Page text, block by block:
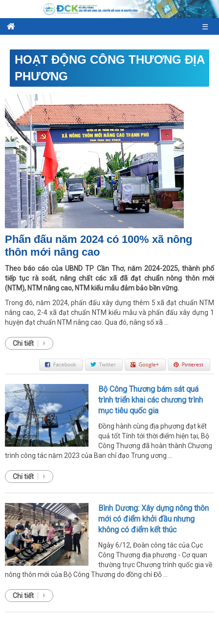
☰
HOẠT ĐỘNG CÔNG THƯƠNG ĐỊA
PHƯƠNG
Phấn đấu năm 2024 có 100% xã nông
thôn mới nâng cao
Theo báo cáo của UBND TP Cần Thơ, năm 2024-2025, thành phố
tiếp tục rà soát, nâng chất các xã đã đạt chuẩn nông thôn mới
(NTM), NTM nâng cao, NTM kiểu mẫu đảm bảo bền vững.
Trong đó, năm 2024, phấn đấu xây dựng thêm 5 xã đạt chuẩn NTM
nâng cao, 2-4 xã đạt chuẩn NTM kiểu mẫu và phấn đấu xây dựng 1
huyện đạt chuẩn NTM nâng cao. Qua đó, nâng số xã ...
Chi tiết
Bộ Công Thương bám sát quá
trình triển khai các chương trình
mục tiêu quốc gia
Đồng hành cùng địa phương đạt kết
quả tốt Tính tới thời điểm hiện tại, Bộ
Công Thương đã hoàn thành Chương
trình công tác năm 2023 của Ban chỉ đạo Trung ương ...
Chi tiết
Bình Dương: Xây dựng nông thôn
mới có điểm khởi đầu nhưng
không có điểm kết thúc
Ngày 6/12, Đoàn công tác của Cục
Công Thương địa phương - Cơ quan
thường trực Chương trình quốc gia về
nông thôn mới của Bộ Công Thương do đồng chí Đỗ ...
Chi tiết